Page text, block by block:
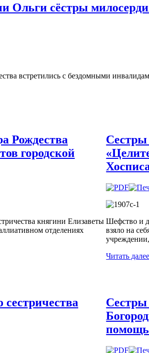
Ольги сёстры
встретились с бездомными
Рождества
городской
княгини Елизаветы
отделениях
Сестры
Шефство и
взяло на
Читать
Сестры
помощь